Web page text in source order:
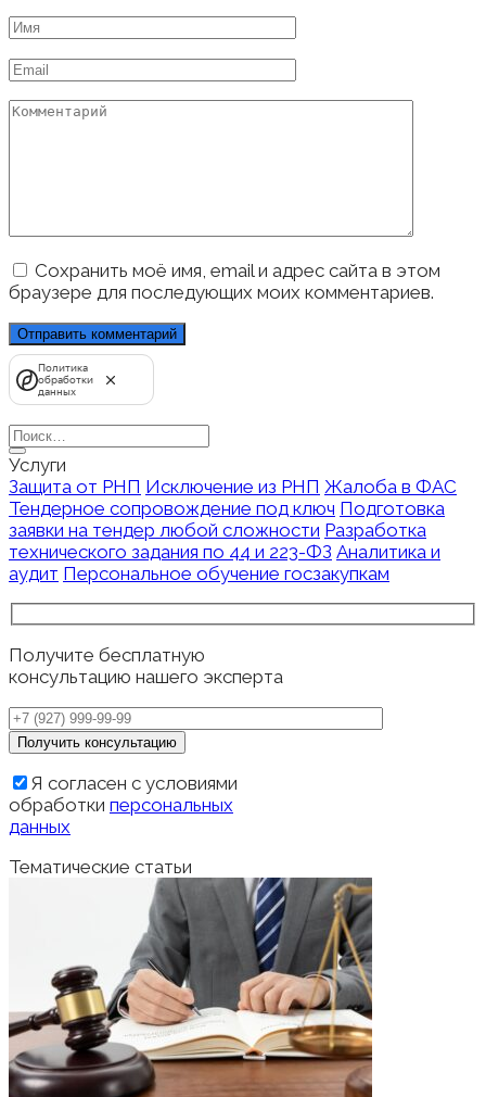
Имя
Email
Комментарий
Сохранить моё имя, email и адрес сайта в этом
браузере для последующих моих комментариев.
Политика
обработки
данных
Search
for:
Услуги
Защита от РНП Исключение из РНП Жалоба в ФАС
Тендерное сопровождение под ключ Подготовка
заявки на тендер любой сложности Разработка
технического задания по 44 и 223-ФЗ Аналитика и
аудит Персональное обучение госзакупкам
Получите бесплатную
консультацию нашего эксперта
Я согласен с условиями
обработки персональных
данных
Тематические статьи